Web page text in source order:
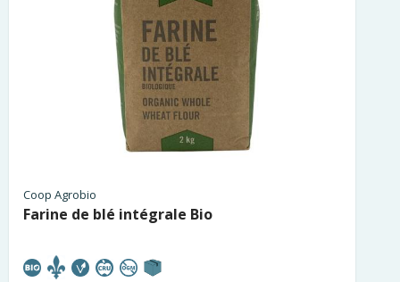
Coop Agrobio
Farine de blé intégrale Bio